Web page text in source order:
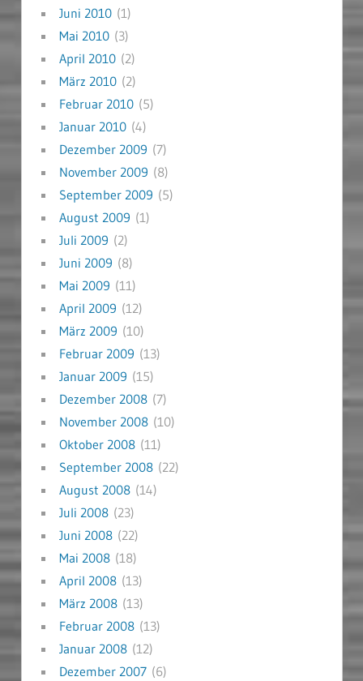
Juni 2010(1)
Mai 2010(3)
April 2010(2)
März 2010(2)
Februar 2010(5)
Januar 2010(4)
Dezember 2009 (7)
November 2009 (8)
September 2009 (5)
August 2009 (1)
Juli 2009 (2)
Juni 2009 (8)
Mai 2009 (11)
April 2009 (12)
März 2009 (10)
Februar 2009 (13)
Januar 2009 (15)
Dezember 2008(7)
November 2008(10)
Oktober 2008(11)
September 2008(22)
August 2008(14)
Juli 2008(23)
Juni 2008(22)
Mai 2008(18)
April 2008(13)
März 2008(13)
Februar 2008(13)
Januar 2008(12)
Dezember 2007(6)